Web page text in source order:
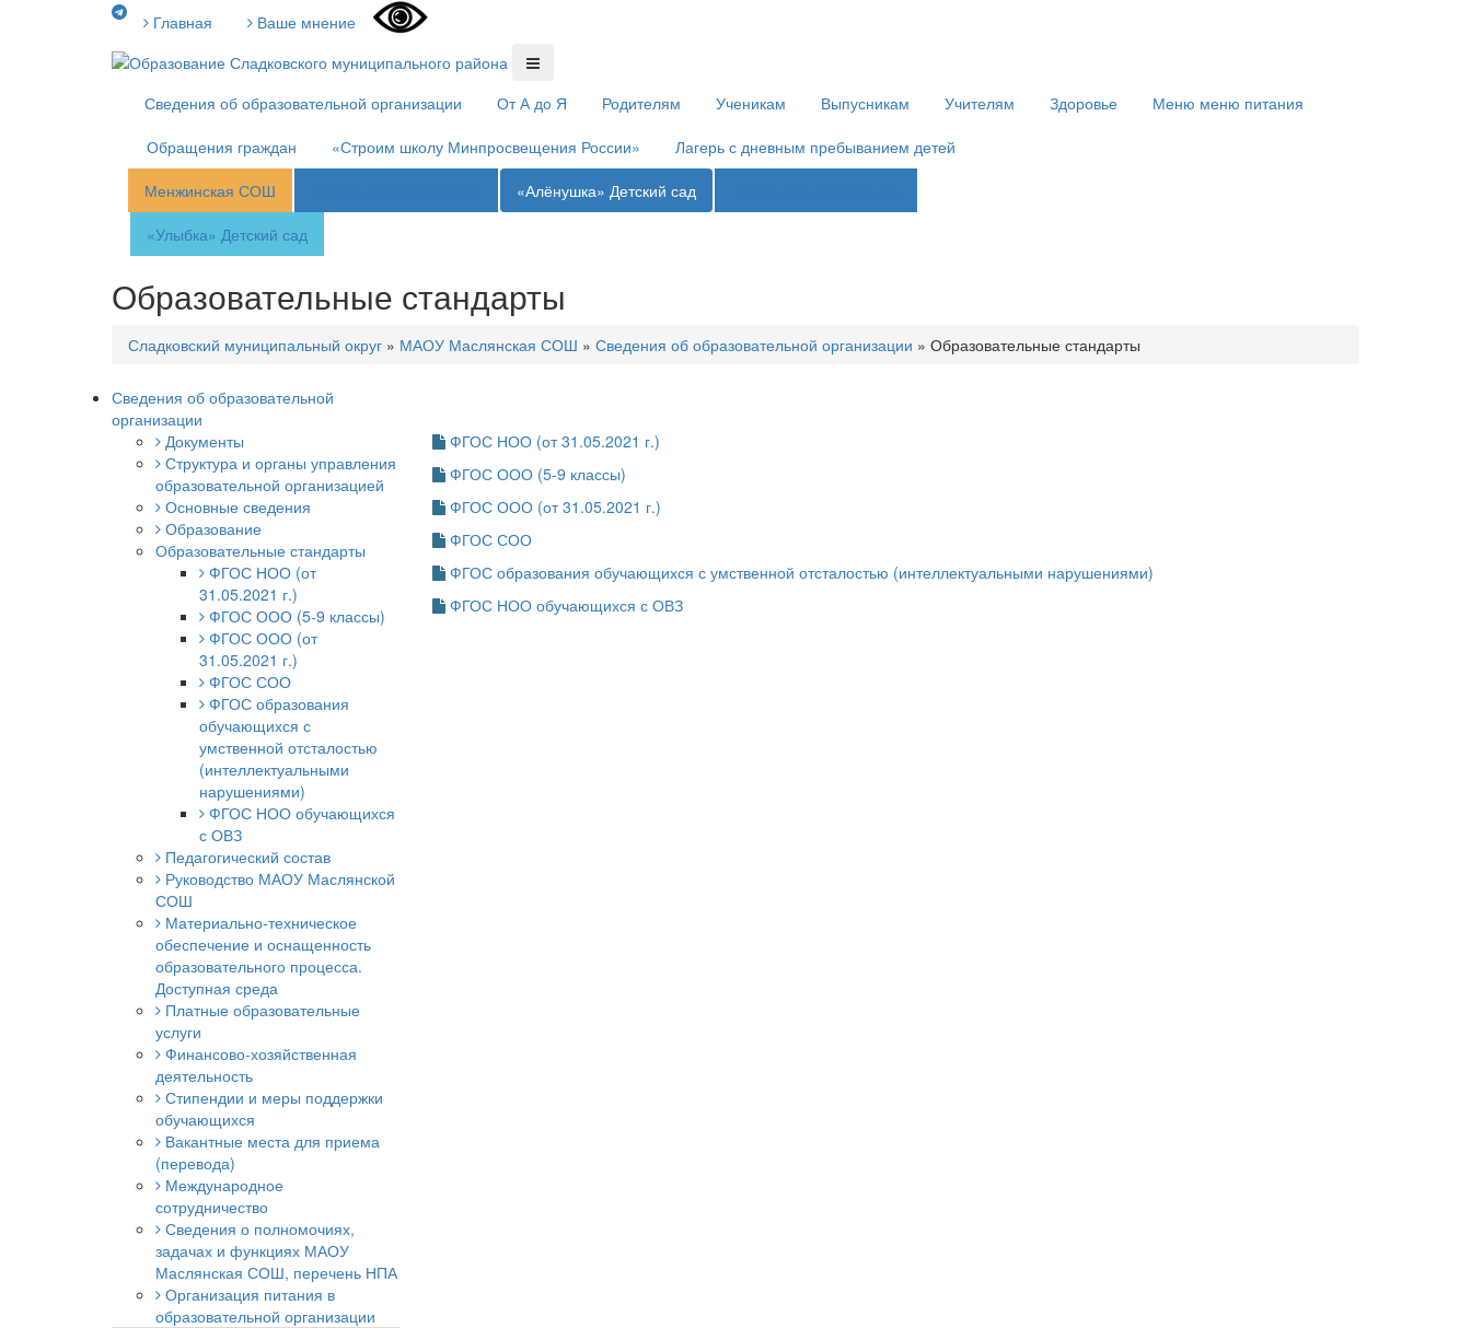
Главная Ваше мнение
Сведения об образовательной организации От А до Я Родителям Ученикам Выпусникам Учителям Здоровье Меню меню питания
Обращения граждан
«Строим школу Минпросвещения России»
Лагерь с дневным пребыванием детей
Менжинская СОШ
«Алёнушка» Детский сад
«Улыбка» Детский сад
Образовательные стандарты
Сладковский муниципальный округ » МАОУ Маслянская СОШ » Сведения об образовательной организации » Образовательные стандарты
Сведения об образовательной
организации
Документы
Структура и органы управления
образовательной организацией
Основные сведения
Образование
Образовательные стандарты
ФГОС НОО (от
31.05.2021 г.)
ФГОС ООО (5-9 классы)
ФГОС ООО (от
31.05.2021 г.)
ФГОС СОО
ФГОС образования
обучающихся с
умственной отсталостью
(интеллектуальными
нарушениями)
ФГОС НОО обучающихся
с ОВЗ
Педагогический состав
Руководство МАОУ Маслянской
СОШ
Материально-техническое
обеспечение и оснащенность
образовательного процесса.
Доступная среда
Платные образовательные
услуги
Финансово-хозяйственная
деятельность
Стипендии и меры поддержки
обучающихся
Вакантные места для приема
(перевода)
Международное
сотрудничество
Сведения о полномочиях,
задачах и функциях МАОУ
Маслянская СОШ, перечень НПА
Организация питания в
образовательной организации
ФГОС НОО (от 31.05.2021 г.)
ФГОС ООО (5-9 классы)
ФГОС ООО (от 31.05.2021 г.)
ФГОС СОО
ФГОС образования обучающихся с умственной отсталостью (интеллектуальными нарушениями)
ФГОС НОО обучающихся с ОВЗ